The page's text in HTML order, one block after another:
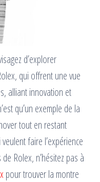
d’explorer
qui offrent une vue
alliant innovation et
qu’un exemple de la
tout en restant
faire l’expérience
Rolex, n’hésitez pas à
pour trouver la montre